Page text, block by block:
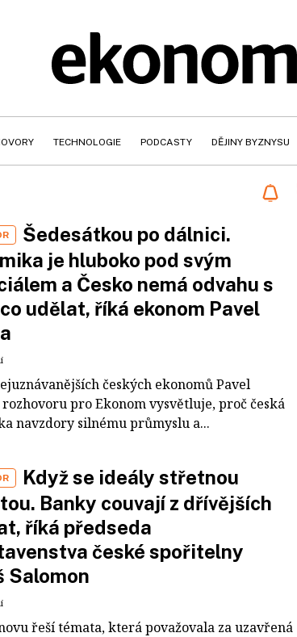
TECHNOLOGIE PODCASTY DĚJINY BYZNYSU
Šedesátkou po dálnici.
je hluboko pod svým
a Česko nemá odvahu s
udělat, říká ekonom Pavel
českých ekonomů Pavel
pro Ekonom vysvětluje, proč česká
navzdory silnému průmyslu a...
Když se ideály střetnou
Banky couvají z dřívějších
říká předseda
české spořitelny
Salomon
řeší témata, která považovala za uzavřená